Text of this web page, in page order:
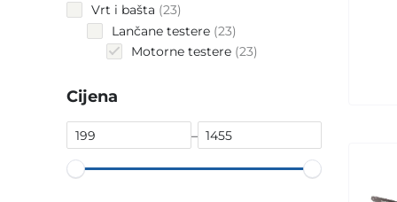
Vrt i bašta 2323
products
Lančane testere 2323
products
Motorne testere 2323
Cijena
–